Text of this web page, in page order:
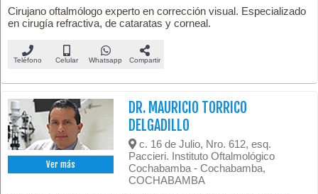
Cirujano oftalmólogo experto en corrección visual. Especializado
en cirugía refractiva, de cataratas y corneal.
Teléfono Celular Whatsapp Compartir
Ver más
DR. MAURICIO TORRICO
DELGADILLO
c. 16 de Julio, Nro. 612, esq.
Paccieri. Instituto Oftalmológico
Cochabamba - Cochabamba,
COCHABAMBA